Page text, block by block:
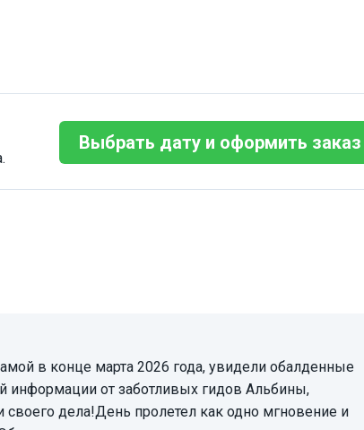
Выбрать дату и оформить заказ
информации от заботливых гидов Альбины,
своего дела!День пролетел как одно мгновение и